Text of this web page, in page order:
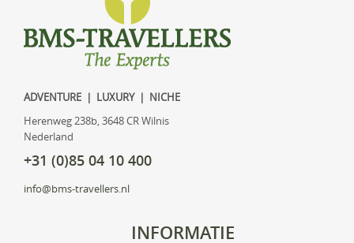
ADVENTURE | LUXURY | NICHE
Herenweg 238b, 3648 CR Wilnis
Nederland
+31 (0)85 04 10 400
info@bms-travellers.nl
INFORMATIE